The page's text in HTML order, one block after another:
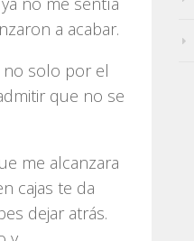
a acabar.
solo por el
que no se
me alcanzara
cajas te da
dejar atrás.